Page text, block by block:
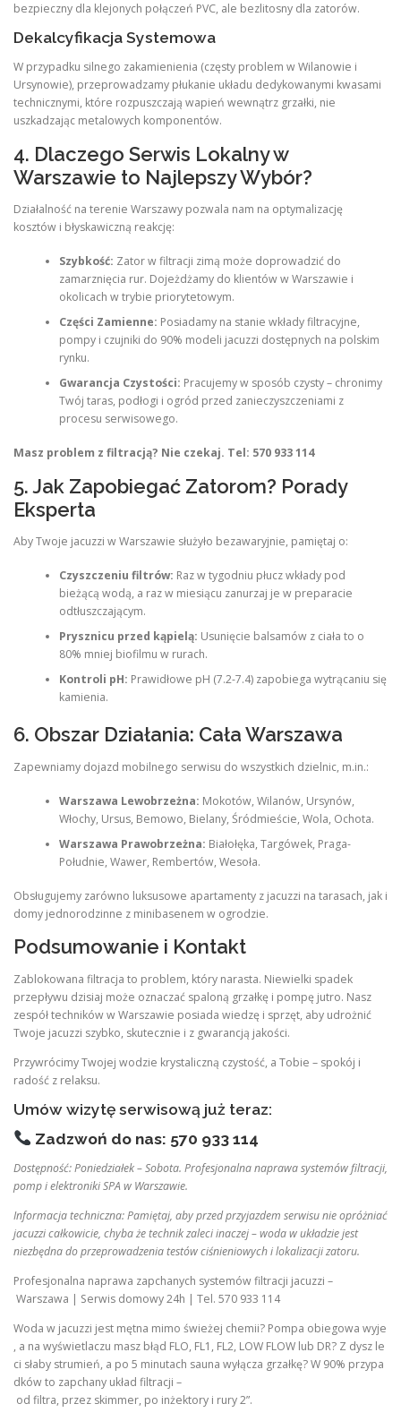
bezpieczny dla klejonych połączeń PVC, ale bezlitosny dla zatorów.
Dekalcyfikacja Systemowa
W przypadku silnego zakamienienia (częsty problem w Wilanowie i
Ursynowie), przeprowadzamy płukanie układu dedykowanymi kwasami
technicznymi, które rozpuszczają wapień wewnątrz grzałki, nie
uszkadzając metalowych komponentów.
4. Dlaczego Serwis Lokalny w
Warszawie to Najlepszy Wybór?
Działalność na terenie Warszawy pozwala nam na optymalizację
kosztów i błyskawiczną reakcję:
Szybkość: Zator w filtracji zimą może doprowadzić do
zamarznięcia rur. Dojeżdżamy do klientów w Warszawie i
okolicach w trybie priorytetowym.
Części Zamienne: Posiadamy na stanie wkłady filtracyjne,
pompy i czujniki do 90% modeli jacuzzi dostępnych na polskim
rynku.
Gwarancja Czystości: Pracujemy w sposób czysty – chronimy
Twój taras, podłogi i ogród przed zanieczyszczeniami z
procesu serwisowego.
Masz problem z filtracją? Nie czekaj. Tel: 570 933 114
5. Jak Zapobiegać Zatorom? Porady
Eksperta
Aby Twoje jacuzzi w Warszawie służyło bezawaryjnie, pamiętaj o:
Czyszczeniu filtrów: Raz w tygodniu płucz wkłady pod
bieżącą wodą, a raz w miesiącu zanurzaj je w preparacie
odtłuszczającym.
Prysznicu przed kąpielą: Usunięcie balsamów z ciała to o
80% mniej biofilmu w rurach.
Kontroli pH: Prawidłowe pH (7.2-7.4) zapobiega wytrącaniu się
kamienia.
6. Obszar Działania: Cała Warszawa
Zapewniamy dojazd mobilnego serwisu do wszystkich dzielnic, m.in.:
Warszawa Lewobrzeżna: Mokotów, Wilanów, Ursynów,
Włochy, Ursus, Bemowo, Bielany, Śródmieście, Wola, Ochota.
Warszawa Prawobrzeżna: Białołęka, Targówek, Praga-
Południe, Wawer, Rembertów, Wesoła.
Obsługujemy zarówno luksusowe apartamenty z jacuzzi na tarasach, jak i
domy jednorodzinne z minibasenem w ogrodzie.
Podsumowanie i Kontakt
Zablokowana filtracja to problem, który narasta. Niewielki spadek
przepływu dzisiaj może oznaczać spaloną grzałkę i pompę jutro. Nasz
zespół techników w Warszawie posiada wiedzę i sprzęt, aby udrożnić
Twoje jacuzzi szybko, skutecznie i z gwarancją jakości.
Przywrócimy Twojej wodzie krystaliczną czystość, a Tobie – spokój i
radość z relaksu.
Umów wizytę serwisową już teraz:
Zadzwoń do nas: 570 933 114
Dostępność: Poniedziałek – Sobota. Profesjonalna naprawa systemów filtracji,
pomp i elektroniki SPA w Warszawie.
Informacja techniczna: Pamiętaj, aby przed przyjazdem serwisu nie opróżniać
jacuzzi całkowicie, chyba że technik zaleci inaczej – woda w układzie jest
niezbędna do przeprowadzenia testów ciśnieniowych i lokalizacji zatoru.
Profesjonalna naprawa zapchanych systemów filtracji jacuzzi –
Warszawa | Serwis domowy 24h | Tel. 570 933 114
Woda w jacuzzi jest mętna mimo świeżej chemii? Pompa obiegowa wyje
, a na wyświetlaczu masz błąd FLO, FL1, FL2, LOW FLOW lub DR? Z dysz le
ci słaby strumień, a po 5 minutach sauna wyłącza grzałkę? W 90% przypa
dków to zapchany układ filtracji –
od filtra, przez skimmer, po inżektory i rury 2”.